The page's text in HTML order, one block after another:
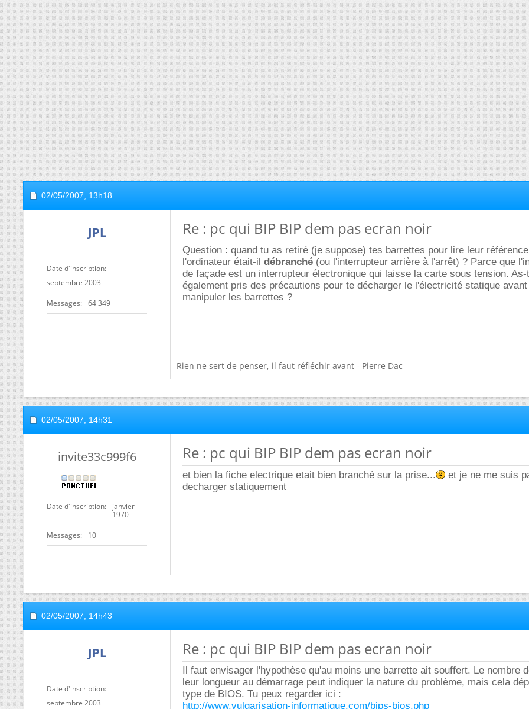
02/05/2007, 13h18
JPL
Date d'inscription
septembre 2003
Messages 64 349
Re : pc qui BIP BIP dem pas ecran noir
Question : quand tu as retiré (je suppose) tes barrettes pour lire leur
l'ordinateur était-il débranché (ou l'interrupteur arrière à l'arrêt) ? Parce que
de façade est un interrupteur électronique qui laisse la carte sous tension. As-
également pris des précautions pour te décharger le l'électricité statique avant
manipuler les barrettes ?
Rien ne sert de penser, il faut réfléchir avant - Pierre Dac
02/05/2007, 14h31
invite33c999f6
Date d'inscription
janvier
1970
Messages 10
Re : pc qui BIP BIP dem pas ecran noir
et bien la fiche electrique etait bien branché sur la prise...
et je ne me suis
decharger statiquement
02/05/2007, 14h43
JPL
Date d'inscription
septembre 2003
Re : pc qui BIP BIP dem pas ecran noir
Il faut envisager l'hypothèse qu'au moins une barrette ait souffert. Le nombre
leur longueur au démarrage peut indiquer la nature du problème, mais cela
type de BIOS. Tu peux regarder ici :
http://www.vulgarisation-informatique.com/bips-bios.php